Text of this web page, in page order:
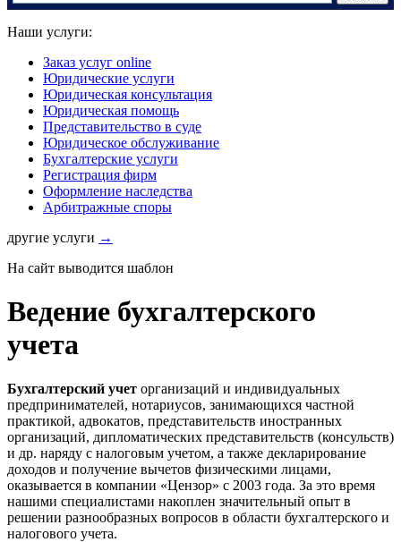
Наши услуги:
Заказ услуг online
Юридические услуги
Юридическая консультация
Юридическая помощь
Представительство в суде
Юридическое обслуживание
Бухгалтерские услуги
Регистрация фирм
Оформление наследства
Арбитражные споры
другие услуги →
На сайт выводится шаблон
Ведение бухгалтерского
учета
Бухгалтерский учет организаций и индивидуальных
предпринимателей, нотариусов, занимающихся частной
практикой, адвокатов, представительств иностранных
организаций, дипломатических представительств (консульств)
и др. наряду с налоговым учетом, а также декларирование
доходов и получение вычетов физическими лицами,
оказывается в компании «Цензор» с 2003 года. За это время
нашими специалистами накоплен значительный опыт в
решении разнообразных вопросов в области бухгалтерского и
налогового учета.